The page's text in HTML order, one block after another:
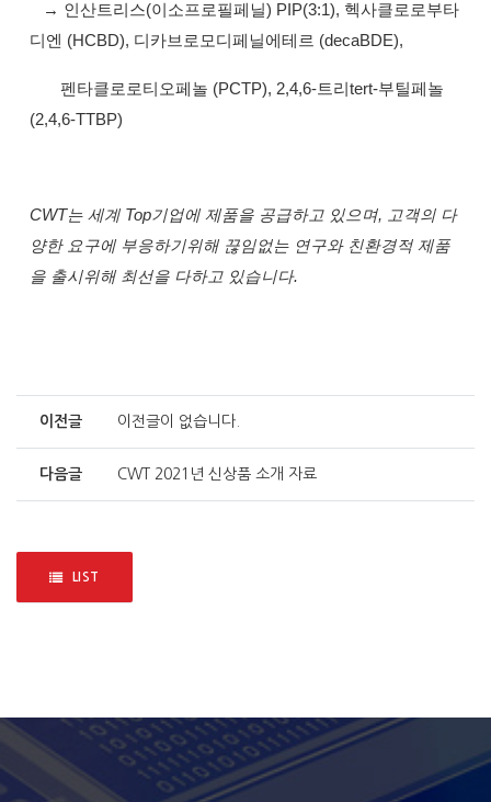
→ 인산트리스(이소프로필페닐) PIP(3:1), 헥사클로로부타
디엔 (HCBD), 디카브로모디페닐에테르 (decaBDE),
펜타클로로티오페놀 (PCTP), 2,4,6-트리tert-부틸페놀
(2,4,6-TTBP)
CWT는 세계 Top기업에 제품을 공급하고 있으며, 고객의 다
양한 요구에 부응하기위해 끊임없는 연구와 친환경적 제품
을 출시위해 최선을 다하고 있습니다.
이전글 이전글이 없습니다.
다음글 CWT 2021년 신상품 소개 자료
LIST